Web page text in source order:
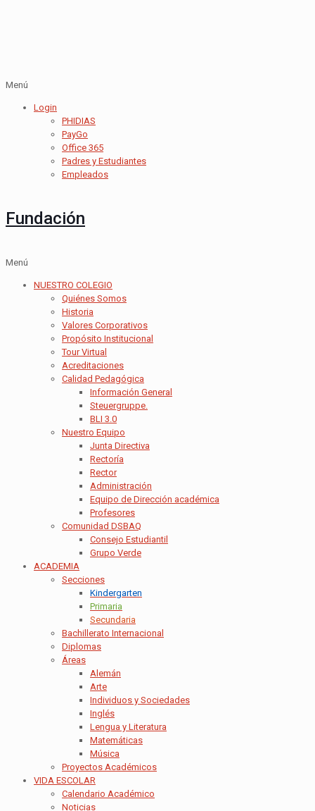
Menú
Login
PHIDIAS
PayGo
Office 365
Padres y Estudiantes
Empleados
Fundación
Menú
NUESTRO COLEGIO
Quiénes Somos
Historia
Valores Corporativos
Propósito Institucional
Tour Virtual
Acreditaciones
Calidad Pedagógica
Información General
Steuergruppe.
BLI 3.0
Nuestro Equipo
Junta Directiva
Rectoría
Rector
Administración
Equipo de Dirección académica
Profesores
Comunidad DSBAQ
Consejo Estudiantil
Grupo Verde
ACADEMIA
Secciones
Kindergarten
Primaria
Secundaria
Bachillerato Internacional
Diplomas
Áreas
Alemán
Arte
Individuos y Sociedades
Inglés
Lengua y Literatura
Matemáticas
Música
Proyectos Académicos
VIDA ESCOLAR
Calendario Académico
Noticias